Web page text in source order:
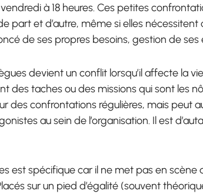
à 18 heures. Ces petites
part et d’autre, même si elles
de ses propres besoins, gestion de ses
devient un conflit lorsqu’il affecte la
des taches ou des missions qui sont les
des confrontations régulières, mais peut
au sein de l’organisation. Il est
est spécifique car il ne met pas en scène
sur un pied d’égalité (souvent